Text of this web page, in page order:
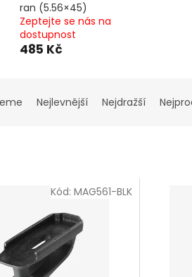
ran (5.56×45)
Zeptejte se nás na
dostupnost
485 Kč
Nejlevnější Nejdražší
Kód: MAG561-BLK